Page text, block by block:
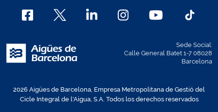
Sede Social:
Calle General Batet 1-7 08028
Barcelona
2026 Aigües de Barcelona, Empresa Metropolitana de Gestió del
Cicle Integral de l'Aigua, S.A. Todos los derechos reservados